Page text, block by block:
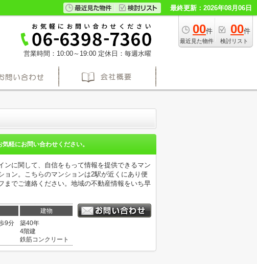
最終更新：2026年08月06日
00件
最近見た物件
00件
検討リスト
営業時間：10:00～19:00 定休日：毎週水曜
軽にお問い合わせください。
に関して、自信をもって情報を提供できるマン
ン。こちらのマンションは2駅が近くにあり便
でご連絡ください。地域の不動産情報をいち早
建物
9分
築40年
4階建
鉄筋コンクリート